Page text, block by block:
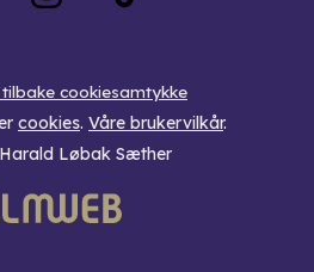
cookiesamtykke
cookies. Våre brukervilkår.
Løbak Sæther